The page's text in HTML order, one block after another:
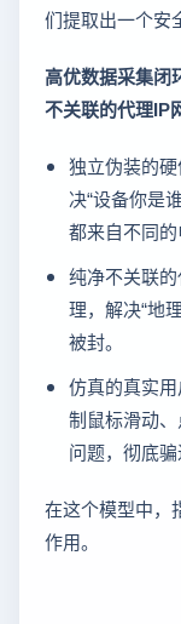
们提取出一个安
高优数据采集闭
不关联的代理IP
独立伪装的
决“设备你是
都来自不同的
纯净不关联
理，解决“地
被封。
仿真的真实
制鼠标滑动
问题，彻底骗
在这个模型中，
作用。